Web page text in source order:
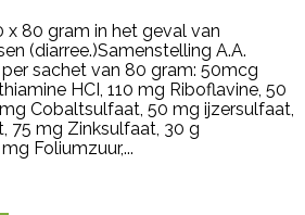
x 80 gram in het geval van
(diarree.)Samenstelling A.A.
sachet van 80 gram: 50mcg
HCI, 110 mg Riboflavine, 50
Cobaltsulfaat, 50 mg ijzersulfaat,
75 mg Zinksulfaat, 30 g
Foliumzuur,...